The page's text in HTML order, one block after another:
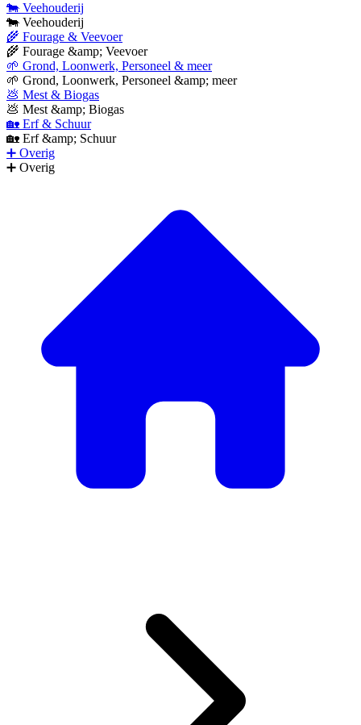
🐄 Veehouderij
🐄 Veehouderij
🌾 Fourage & Veevoer
🌾 Fourage &amp; Veevoer
🌱 Grond, Loonwerk, Personeel & meer
🌱 Grond, Loonwerk, Personeel &amp; meer
💩 Mest & Biogas
💩 Mest &amp; Biogas
🏡 Erf & Schuur
🏡 Erf &amp; Schuur
➕ Overig
➕ Overig